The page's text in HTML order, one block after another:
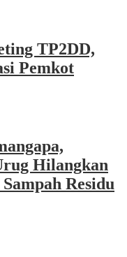
TP2DD,
Pemkot
Hilangkan
Residu